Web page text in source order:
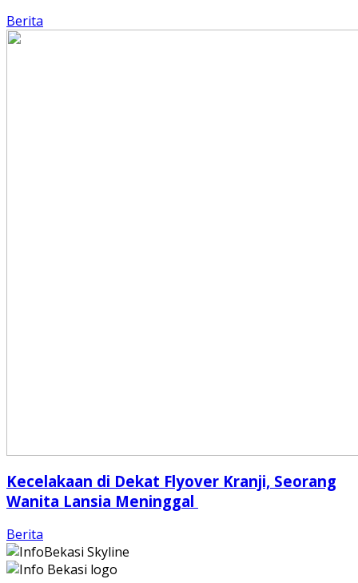
Berita
Kecelakaan di Dekat Flyover Kranji, Seorang
Wanita Lansia Meninggal
Berita